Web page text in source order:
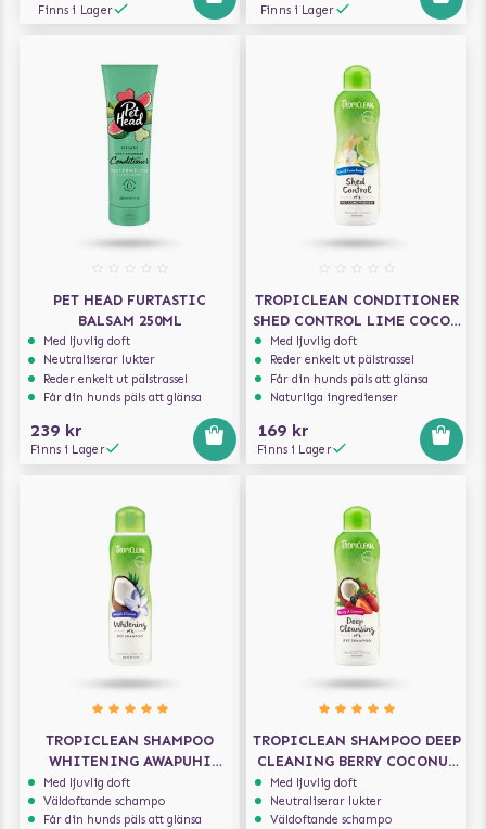
Finns i Lager Finns i Lager
PET HEAD FURTASTIC
BALSAM 250ML
Med ljuvlig doft
Neutraliserar lukter
Reder enkelt ut pälstrassel
Får din hunds päls att glänsa
239 kr
Finns i Lager
TROPICLEAN CONDITIONER
SHED CONTROL LIME COCOA
BUTTER 355ML
Med ljuvlig doft
Reder enkelt ut pälstrassel
Får din hunds päls att glänsa
Naturliga ingredienser
169 kr
Finns i Lager
TROPICLEAN SHAMPOO
WHITENING AWAPUHI
COCONUT 355ML
Med ljuvlig doft
Väldoftande schampo
Får din hunds päls att glänsa
TROPICLEAN SHAMPOO DEEP
CLEANING BERRY COCONUT
355ML
Med ljuvlig doft
Neutraliserar lukter
Väldoftande schampo